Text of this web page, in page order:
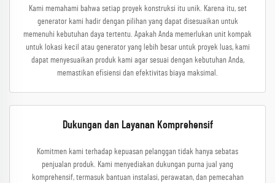
Kami memahami bahwa setiap proyek konstruksi itu unik. Karena itu, set
generator kami hadir dengan pilihan yang dapat disesuaikan untuk
memenuhi kebutuhan daya tertentu. Apakah Anda memerlukan unit kompak
untuk lokasi kecil atau generator yang lebih besar untuk proyek luas, kami
dapat menyesuaikan produk kami agar sesuai dengan kebutuhan Anda,
memastikan efisiensi dan efektivitas biaya maksimal.
Dukungan dan Layanan Komprehensif
Komitmen kami terhadap kepuasan pelanggan tidak hanya sebatas
penjualan produk. Kami menyediakan dukungan purna jual yang
komprehensif, termasuk bantuan instalasi, perawatan, dan pemecahan